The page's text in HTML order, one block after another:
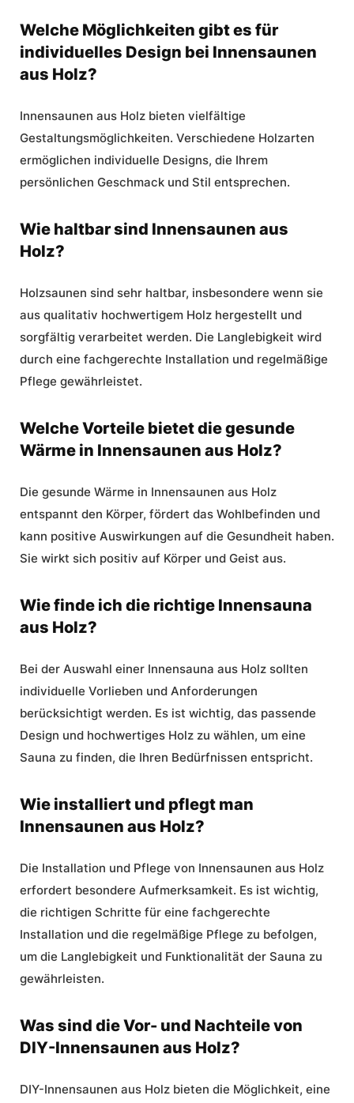
Welche Möglichkeiten gibt es für
individuelles Design bei Innensaunen
aus Holz?
Innensaunen aus Holz bieten vielfältige
Gestaltungsmöglichkeiten. Verschiedene Holzarten
ermöglichen individuelle Designs, die Ihrem
persönlichen Geschmack und Stil entsprechen.
Wie haltbar sind Innensaunen aus
Holz?
Holzsaunen sind sehr haltbar, insbesondere wenn sie
aus qualitativ hochwertigem Holz hergestellt und
sorgfältig verarbeitet werden. Die Langlebigkeit wird
durch eine fachgerechte Installation und regelmäßige
Pflege gewährleistet.
Welche Vorteile bietet die gesunde
Wärme in Innensaunen aus Holz?
Die gesunde Wärme in Innensaunen aus Holz
entspannt den Körper, fördert das Wohlbefinden und
kann positive Auswirkungen auf die Gesundheit haben.
Sie wirkt sich positiv auf Körper und Geist aus.
Wie finde ich die richtige Innensauna
aus Holz?
Bei der Auswahl einer Innensauna aus Holz sollten
individuelle Vorlieben und Anforderungen
berücksichtigt werden. Es ist wichtig, das passende
Design und hochwertiges Holz zu wählen, um eine
Sauna zu finden, die Ihren Bedürfnissen entspricht.
Wie installiert und pflegt man
Innensaunen aus Holz?
Die Installation und Pflege von Innensaunen aus Holz
erfordert besondere Aufmerksamkeit. Es ist wichtig,
die richtigen Schritte für eine fachgerechte
Installation und die regelmäßige Pflege zu befolgen,
um die Langlebigkeit und Funktionalität der Sauna zu
gewährleisten.
Was sind die Vor- und Nachteile von
DIY-Innensaunen aus Holz?
DIY-Innensaunen aus Holz bieten die Möglichkeit, eine